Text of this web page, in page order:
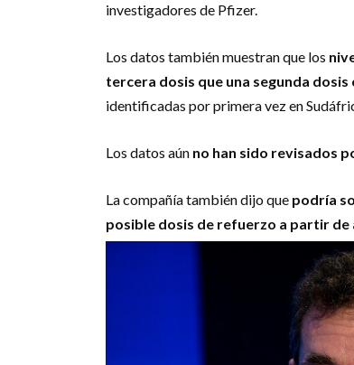
investigadores de Pfizer.
Los datos también muestran que los
tercera dosis que una segunda
identificadas por primera vez en
Los datos aún no han sido revisados
La compañía también dijo que podría
posible dosis de refuerzo a partir de